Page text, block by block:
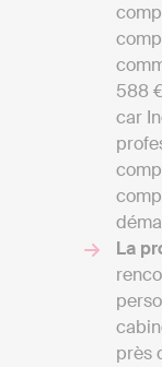
588
car
La
près